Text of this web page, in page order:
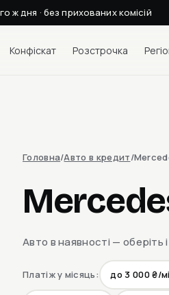
ж дня · без прихованих комісій
Конфіскат Розстрочка
Головна/Авто в кредит/
Авто в наявності —
Платіж у місяць: до 3 000 ₴/